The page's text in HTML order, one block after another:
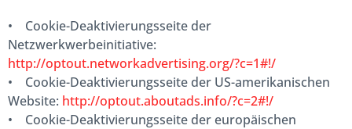
• Cookie-Deaktivierungsseite der
Netzwerkwerbeinitiative:
http://optout.networkadvertising.org/?c=1#!/
• Cookie-Deaktivierungsseite der US-amerikanischen
Website: http://optout.aboutads.info/?c=2#!/
• Cookie-Deaktivierungsseite der europäischen